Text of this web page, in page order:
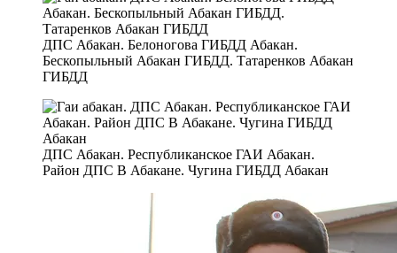
ДПС Абакан. Белоногова ГИБДД Абакан.
Бескопыльный Абакан ГИБДД. Татаренков Абакан
ГИБДД
ДПС Абакан. Республиканское ГАИ Абакан.
Район ДПС В Абакане. Чугина ГИБДД Абакан